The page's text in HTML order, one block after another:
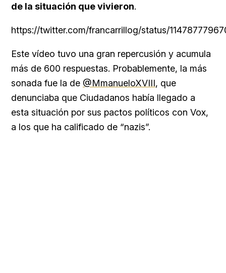
de la situación que vivieron.
https://twitter.com/francarrillog/status/
Este vídeo tuvo una gran repercusión y acumula
más de 600 respuestas. Probablemente, la más
sonada fue la de @MmanueloXVIII, que
denunciaba que Ciudadanos había llegado a
esta situación por sus pactos políticos con Vox,
a los que ha calificado de “nazis”.